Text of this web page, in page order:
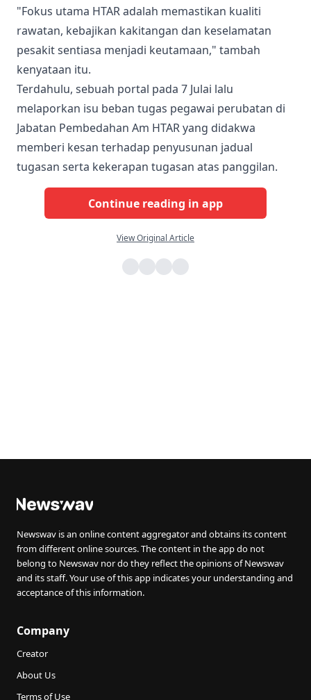
"Fokus utama HTAR adalah memastikan kualiti
rawatan, kebajikan kakitangan dan keselamatan
pesakit sentiasa menjadi keutamaan," tambah
kenyataan itu.
Terdahulu, sebuah portal pada 7 Julai lalu
melaporkan isu beban tugas pegawai perubatan di
Jabatan Pembedahan Am HTAR yang didakwa
memberi kesan terhadap penyusunan jadual
tugasan serta kekerapan tugasan atas panggilan.
Continue reading in app
View Original Article
Newswav is an online content aggregator and obtains its content
from different online sources. The content in the app do not
belong to Newswav nor do they reflect the opinions of Newswav
and its staff. Your use of this app indicates your understanding and
acceptance of this information.
Company
Creator
About Us
Terms of Use